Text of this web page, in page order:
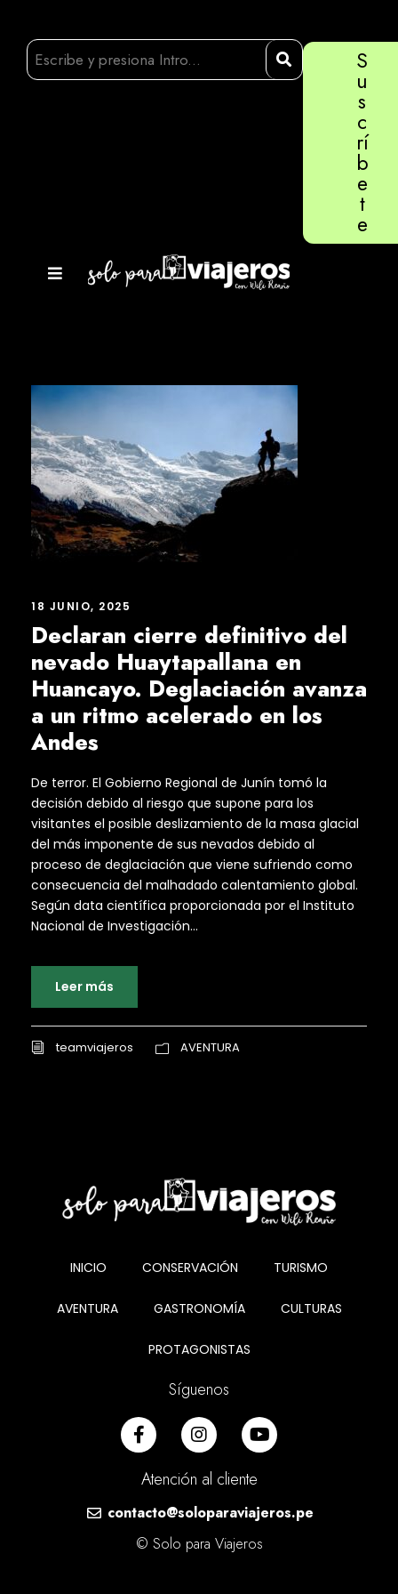
S
u
s
c
rí
b
e
t
e
18 JUNIO, 2025
Declaran cierre definitivo del
nevado Huaytapallana en
Huancayo. Deglaciación avanza
a un ritmo acelerado en los
Andes
De terror. El Gobierno Regional de Junín tomó la
decisión debido al riesgo que supone para los
visitantes el posible deslizamiento de la masa glacial
del más imponente de sus nevados debido al
proceso de deglaciación que viene sufriendo como
consecuencia del malhadado calentamiento global.
Según data científica proporcionada por el Instituto
Nacional de Investigación...
Leer más
teamviajeros AVENTURA
INICIO CONSERVACIÓN TURISMO
AVENTURA GASTRONOMÍA CULTURAS
PROTAGONISTAS
Síguenos
Atención al cliente
contacto@soloparaviajeros.pe
© Solo para Viajeros